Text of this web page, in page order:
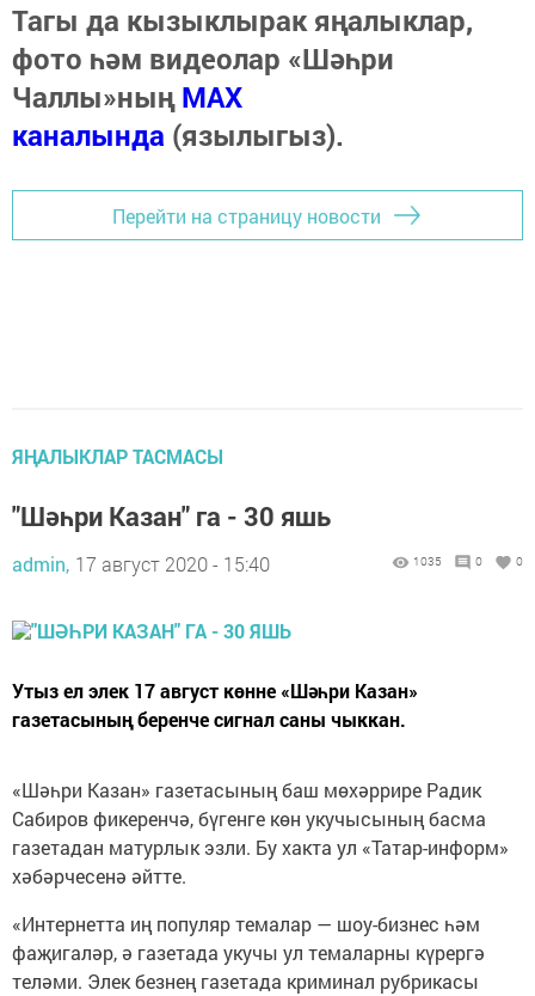
Тагы да кызыклырак яңалыклар,
фото һәм видеолар «Шәһри
Чаллы»ныңMAX
каналында (язылыгыз).
Перейти на страницу новости
ЯҢАЛЫКЛАР ТАСМАСЫ
"Шәһри Казан" га - 30 яшь
admin, 17 август 2020 - 15:40 1035 0 0
Утыз ел элек 17 август көнне «Шәһри Казан»
газетасының беренче сигнал саны чыккан.
«Шәһри Казан» газетасының баш мөхәррире Радик
Сабиров фикеренчә, бүгенге көн укучысының басма
газетадан матурлык эзли. Бу хакта ул «Татар-информ»
хәбәрчесенә әйтте.
«Интернетта иң популяр темалар — шоу-бизнес һәм
фаҗигаләр, ә газетада укучы ул темаларны күрергә
теләми. Элек безнең газетада криминал рубрикасы